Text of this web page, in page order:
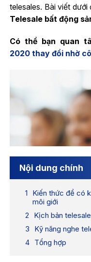
telesales. Bài viết dưới
Telesale bất động
Có thể bạn quan
2020 thay đổi nhờ
Nội dung chính
Kiến thức để có
môi giới
Kịch bản
Kỹ năng nghe
Tổng hợp